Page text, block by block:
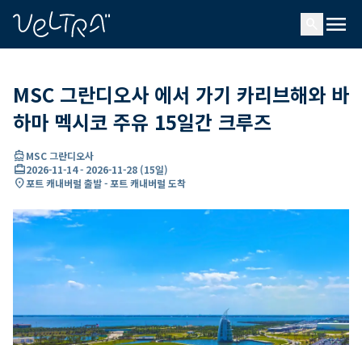
menu
MSC 그란디오사 에서 가기 카리브해와 바
하마 멕시코 주유 15일간 크루즈
directions_boatMSC 그란디오사
card_travel2026-11-14- 2026-11-28 (15일)
location_on포트 캐내버럴 출발 - 포트 캐내버럴 도착